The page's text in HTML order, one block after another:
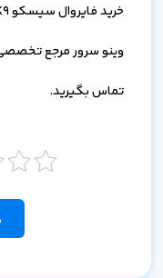
وینو سرور مرجع تخصصی
تماس بگیرید.